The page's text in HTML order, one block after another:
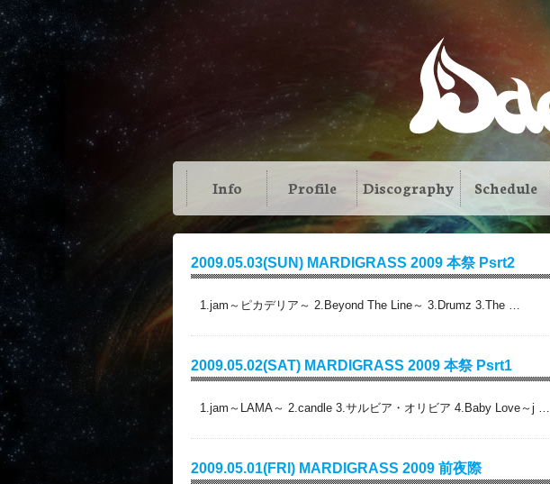
Info Profile Discography Schedule
2009.05.03(SUN) MARDIGRASS 2009 本祭 Psrt2
1.jam～ピカデリア～ 2.Beyond The Line～ 3.Drumz 3.The …
2009.05.02(SAT) MARDIGRASS 2009 本祭 Psrt1
1.jam～LAMA～ 2.candle 3.サルビア・オリビア 4.Baby Love～j …
2009.05.01(FRI) MARDIGRASS 2009 前夜際